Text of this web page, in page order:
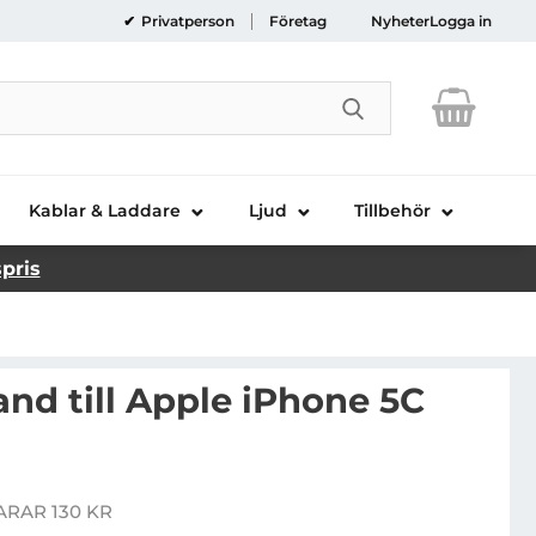
Privatperson Företag NyheterLogga in
Genomför
Kablar & Laddare Ljud Tillbehör
till Apple iPhone 5C
130 KR